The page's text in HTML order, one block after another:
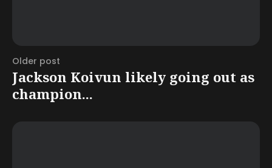
Older post
Jackson Koivun likely going out as
champion...